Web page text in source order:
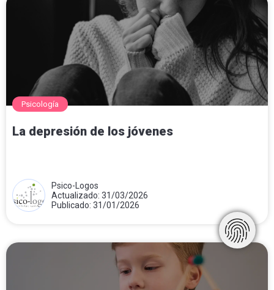
Psicología
La depresión de los jóvenes
Psico-Logos
Actualizado: 31/03/2026
Publicado: 31/01/2026